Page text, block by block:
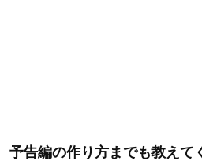
予告編の作り方までも教えて